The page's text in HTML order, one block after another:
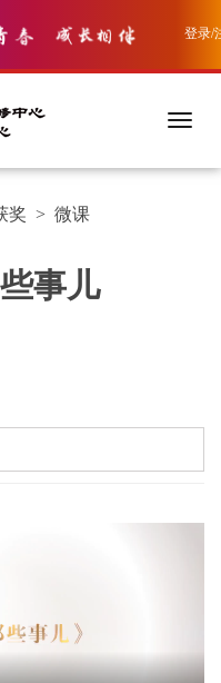
登录/
奖 > 微课
事儿